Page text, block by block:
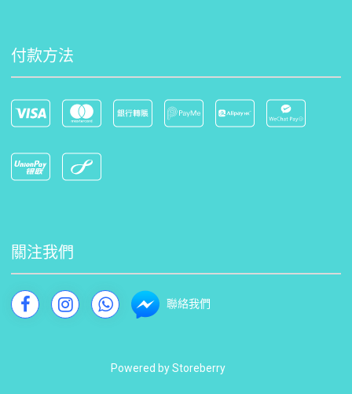
付款方法
關注我們
聯絡我們
Powered byStoreberry